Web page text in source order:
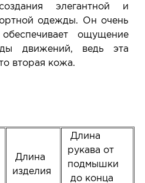
элегантной и
одежды. Он очень
ощущение
движений, ведь эта
вторая кожа.
Длина
изделия
Длина
рукава от
подмышки
до конца